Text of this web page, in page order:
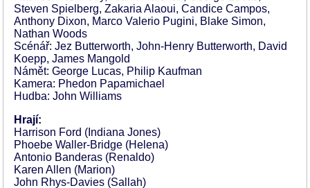
Steven Spielberg, Zakaria Alaoui, Candice Campos,
Anthony Dixon, Marco Valerio Pugini, Blake Simon,
Nathan Woods
Scénář: Jez Butterworth, John-Henry Butterworth, David
Koepp, James Mangold
Námět: George Lucas, Philip Kaufman
Kamera: Phedon Papamichael
Hudba: John Williams
Hrají:
Harrison Ford (Indiana Jones)
Phoebe Waller-Bridge (Helena)
Antonio Banderas (Renaldo)
Karen Allen (Marion)
John Rhys-Davies (Sallah)